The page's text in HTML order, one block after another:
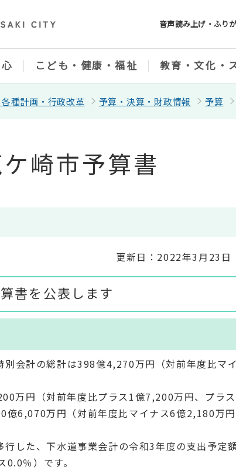
音声読み上げ・ふり
こども・健康・福祉 教育・文化・
種計画・行政改革 予算・決算・財政情報 予算
崎市予算書
更新日：2022年3月23日
書を公表します
別会計の総計は398億4,270万円（対前年度比マ
万円（対前年度比プラス1億7,200万円、プラス
億6,070万円（対前年度比マイナス6億2,180万
した、下水道事業会計の令和3年度の支出予定
％）です。